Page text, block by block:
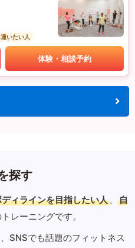
いたい人
体験・相談予約
探す
ィラインを目指したい人 、
自
レーニングです。
SNSでも話題のフィットネス